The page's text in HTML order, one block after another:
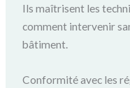
Ils maîtrisent les
comment intervenir
bâtiment.
Conformité avec les